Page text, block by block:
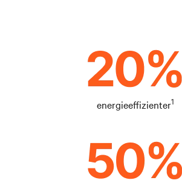
energieeffizienter1